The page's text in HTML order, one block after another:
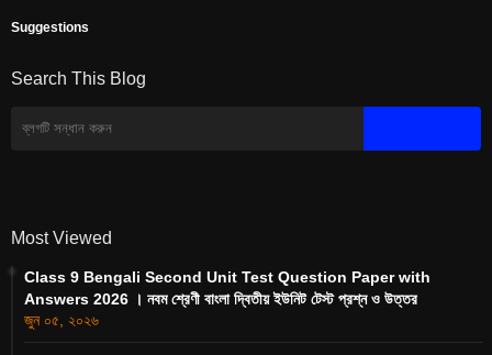
Suggestions
Search This Blog
Most Viewed
Class 9 Bengali Second Unit Test Question Paper with
Answers 2026 । নবম শ্রেণী বাংলা দ্বিতীয় ইউনিট টেস্ট প্রশ্ন ও উত্তর
জুন ০৫, ২০২৬